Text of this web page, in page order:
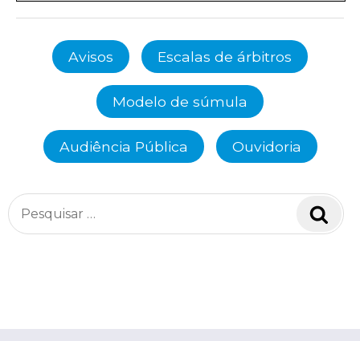
Avisos Escalas de árbitros
Modelo de súmula
Audiência Pública Ouvidoria
Pesquisar
por: